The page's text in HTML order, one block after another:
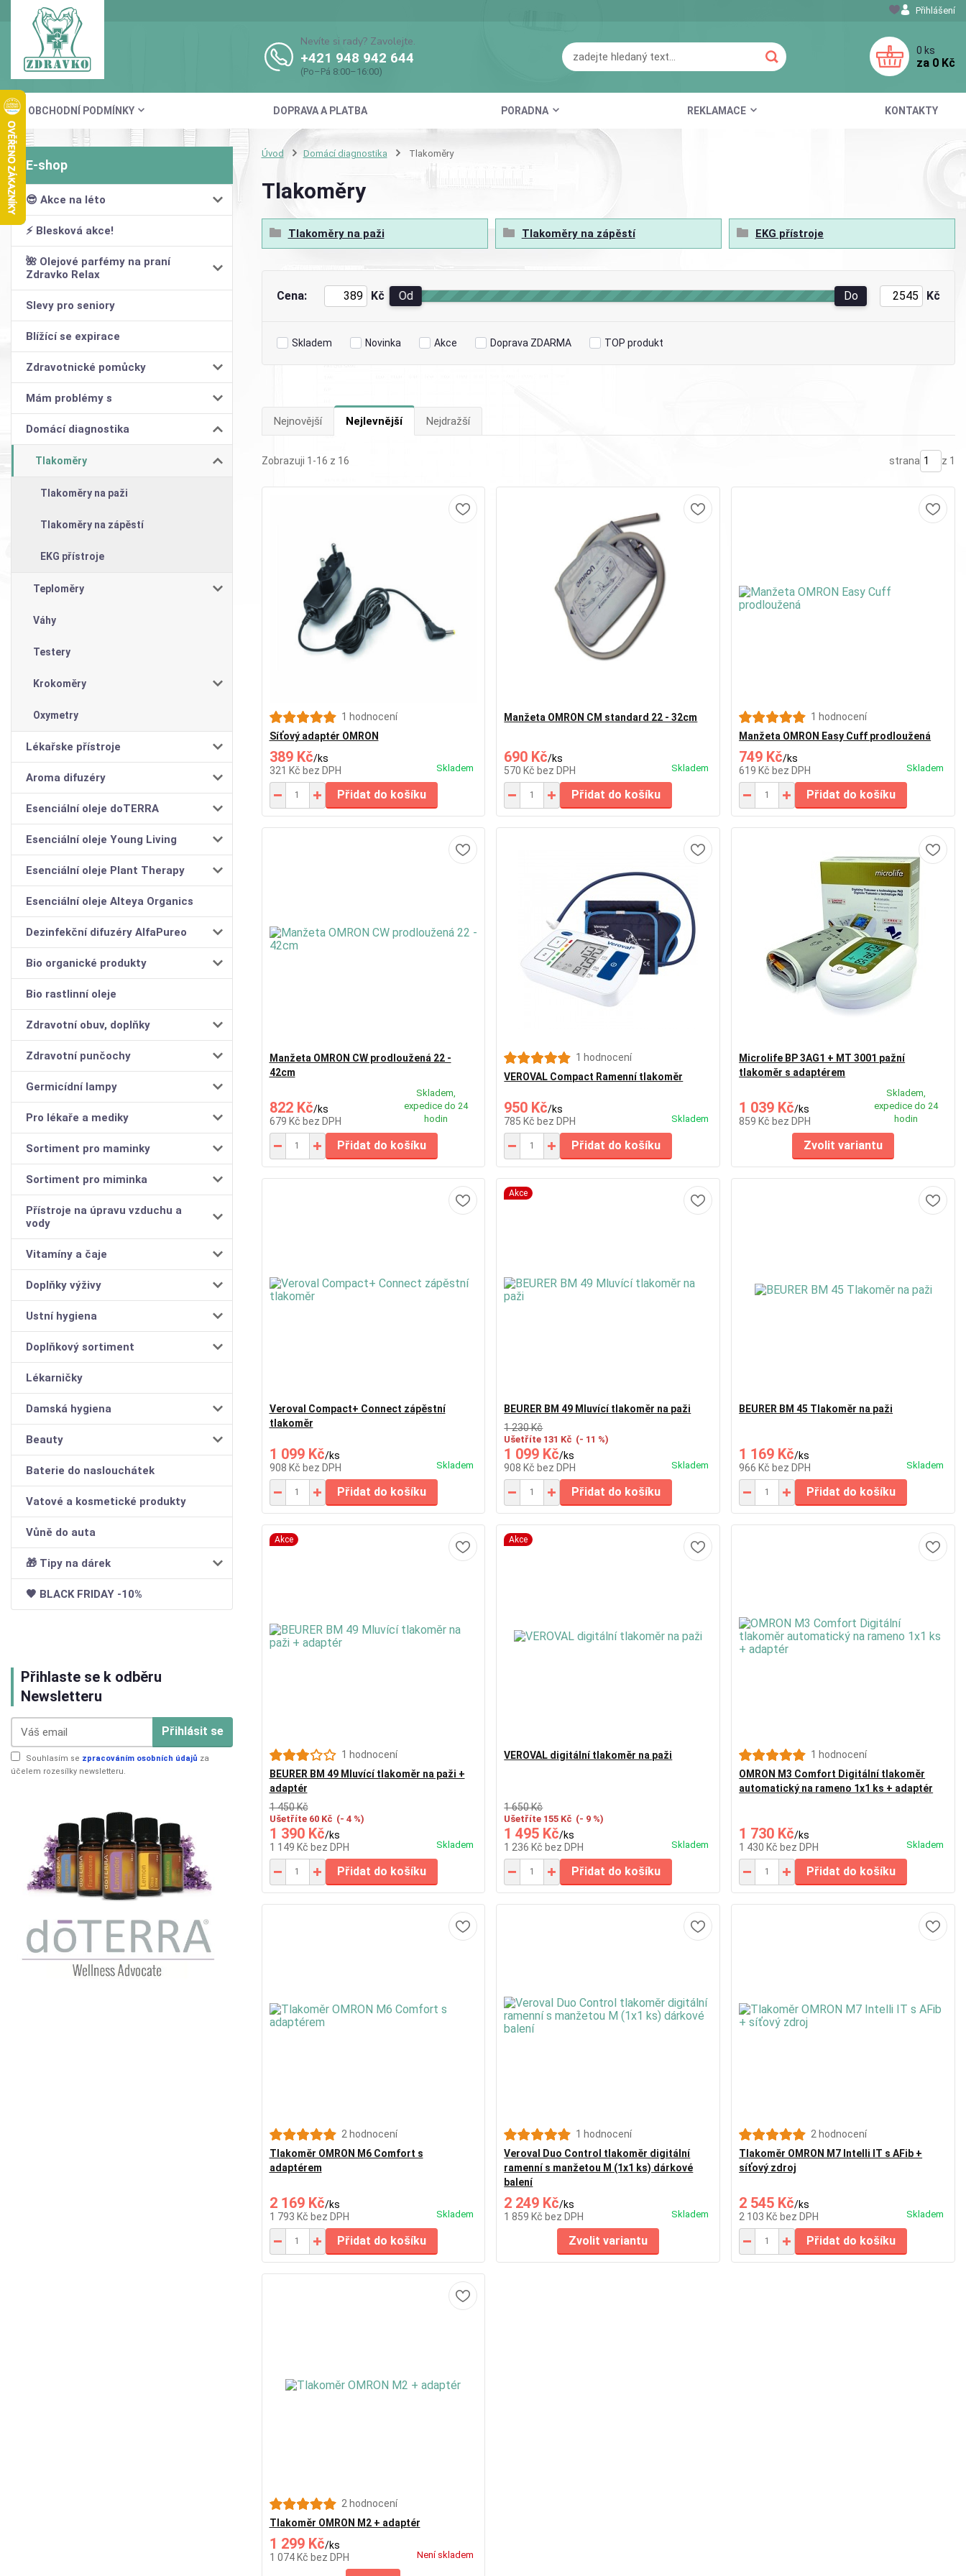
OBCHODNÍ PODMÍNKY DOPRAVA A PLATBA PORADNA REKLAMACE KONTAKTY
Přihlášení
Nevíte si rady? Zavolejte.
+421 948 942 644
(Po–Pá 8:00–16:00)
0 ks
za 0 Kč
😎 Akce na léto
⚡ Blesková akce!
🌺 Olejové parfémy na praní
Zdravko Relax
Slevy pro seniory
Blížící se expirace
Zdravotnické pomůcky
Mám problémy s
Domácí diagnostika
Tlakoměry
Tlakoměry na paži
Tlakoměry na zápěstí
EKG přístroje
Teploměry
Váhy
Testery
Krokoměry
Oxymetry
Lékařske přístroje
Aroma difuzéry
Esenciální oleje doTERRA
Esenciální oleje Young Living
Esenciální oleje Plant Therapy
Esenciální oleje Alteya Organics
Dezinfekční difuzéry AlfaPureo
Bio organické produkty
Bio rastlinní oleje
Zdravotní obuv, doplňky
Zdravotní punčochy
Germicídní lampy
Pro lékaře a mediky
Sortiment pro maminky
Sortiment pro miminka
Přístroje na úpravu vzduchu a
vody
Vitamíny a čaje
Doplňky výživy
Ustní hygiena
Doplňkový sortiment
Lékarničky
Damská hygiena
Beauty
Baterie do naslouchátek
Vatové a kosmetické produkty
Vůně do auta
🎁 Tipy na dárek
🖤 BLACK FRIDAY -10%
Přihlaste se k odběru
Newsletteru
Přihlásit se
Souhlasím se zpracováním osobních údajů za
účelem rozesílky newsletteru.
Úvod Domácí diagnostika Tlakoměry
Tlakoměry
Tlakoměry na paži Tlakoměry na zápěstí EKG přístroje
Cena: Kč Od Do Kč
Skladem Novinka Akce Doprava ZDARMA TOP produkt
Nejnovější Nejlevnější Nejdražší
Zobrazuji 1-16 z 16 strana z 1
1 hodnocení
Síťový adaptér OMRON
389 Kč/ks
321 Kč bez DPH Skladem
Přidat do košíku
Manžeta OMRON CM standard 22 - 32cm
690 Kč/ks
570 Kčbez DPH Skladem
Přidat do košíku
1 hodnocení
Manžeta OMRON Easy Cuff prodloužená
749 Kč/ks
619 Kčbez DPH Skladem
Přidat do košíku
Manžeta OMRON CW prodloužená 22 -
42cm
822 Kč/ks
679 Kč bez DPH
Skladem,
expedice do 24
hodin
Přidat do košíku
1 hodnocení
VEROVAL Compact Ramenní tlakoměr
950 Kč/ks
785 Kčbez DPH Skladem
Přidat do košíku
Microlife BP 3AG1 + MT 3001 pažní
tlakoměr s adaptérem
1 039 Kč/ks
859 Kčbez DPH
Skladem,
expedice do 24
hodin
Zvolit variantu
Veroval Compact+ Connect zápěstní
tlakoměr
1 099 Kč/ks
908 Kč bez DPH Skladem
Přidat do košíku
Akce
BEURER BM 49 Mluvící tlakoměr na paži
1 230 Kč
Ušetříte 131 Kč (- 11 %)
1 099 Kč/ks
908 Kčbez DPH Skladem
Přidat do košíku
BEURER BM 45 Tlakoměr na paži
1 169 Kč/ks
966 Kčbez DPH Skladem
Přidat do košíku
Akce
1 hodnocení
BEURER BM 49 Mluvící tlakoměr na paži +
adaptér
1 450 Kč
Ušetříte 60 Kč (- 4 %)
1 390 Kč/ks
1 149 Kč bez DPH Skladem
Přidat do košíku
Akce
VEROVAL digitální tlakoměr na paži
1 650 Kč
Ušetříte 155 Kč (- 9 %)
1 495 Kč/ks
1 236 Kčbez DPH Skladem
Přidat do košíku
1 hodnocení
OMRON M3 Comfort Digitální tlakoměr
automatický na rameno 1x1 ks + adaptér
1 730 Kč/ks
1 430 Kčbez DPH Skladem
Přidat do košíku
2 hodnocení
Tlakoměr OMRON M6 Comfort s
adaptérem
2 169 Kč/ks
1 793 Kč bez DPH Skladem
Přidat do košíku
1 hodnocení
Veroval Duo Control tlakoměr digitální
ramenní s manžetou M (1x1 ks) dárkové
balení
2 249 Kč/ks
1 859 Kčbez DPH Skladem
Zvolit variantu
2 hodnocení
Tlakoměr OMRON M7 Intelli IT s AFib +
síťový zdroj
2 545 Kč/ks
2 103 Kčbez DPH Skladem
Přidat do košíku
2 hodnocení
Tlakoměr OMRON M2 + adaptér
1 299 Kč/ks
1 074 Kč bez DPH Není skladem